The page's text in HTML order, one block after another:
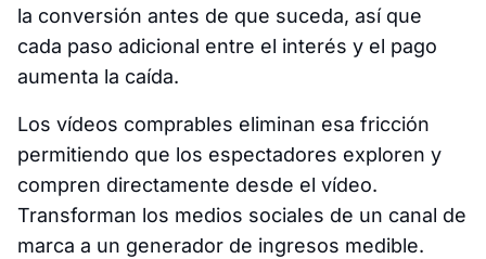
la conversión antes de que suceda, así que
cada paso adicional entre el interés y el pago
aumenta la caída.
Los vídeos comprables eliminan esa fricción
permitiendo que los espectadores exploren y
compren directamente desde el vídeo.
Transforman los medios sociales de un canal de
marca a un generador de ingresos medible.